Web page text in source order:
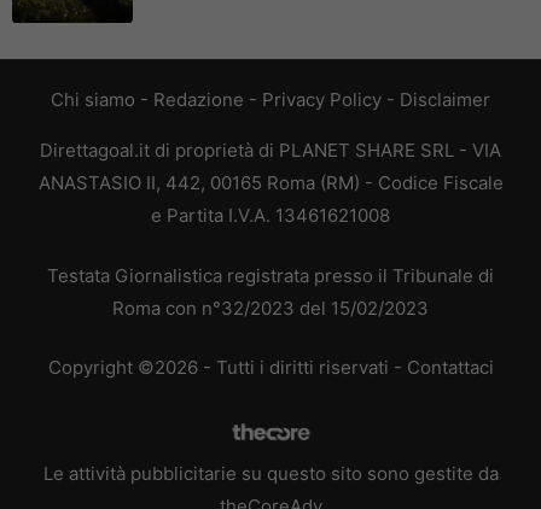
Chi siamo - Redazione - Privacy Policy - Disclaimer
Direttagoal.it di proprietà di PLANET SHARE SRL - VIA
ANASTASIO II, 442, 00165 Roma (RM) - Codice Fiscale
e Partita I.V.A. 13461621008
Testata Giornalistica registrata presso il Tribunale di
Roma con n°32/2023 del 15/02/2023
Copyright ©2026 - Tutti i diritti riservati - Contattaci
Le attività pubblicitarie su questo sito sono gestite da